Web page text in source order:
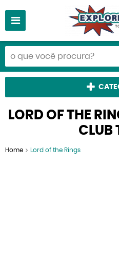
LORD OF THE
CLUB
Home Lord of the Rings